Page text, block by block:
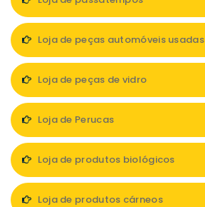
Loja de peças automóveis usadas
Loja de peças de vidro
Loja de Perucas
Loja de produtos biológicos
Loja de produtos cárneos